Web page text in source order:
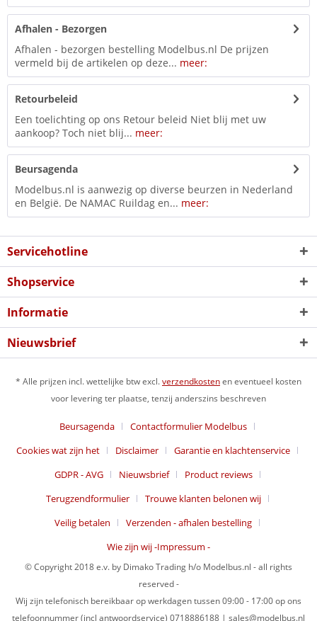
Afhalen - Bezorgen
Afhalen - bezorgen bestelling Modelbus.nl De prijzen
vermeld bij de artikelen op deze... meer:
Retourbeleid
Een toelichting op ons Retour beleid Niet blij met uw
aankoop? Toch niet blij... meer:
Beursagenda
Modelbus.nl is aanwezig op diverse beurzen in Nederland
en België. De NAMAC Ruildag en... meer:
Servicehotline
Shopservice
Informatie
Nieuwsbrief
* Alle prijzen incl. wettelijke btw excl.verzendkostenen eventueel kosten
voor levering ter plaatse, tenzij anderszins beschreven
Beursagenda
Contactformulier Modelbus
Cookies wat zijn het
Disclaimer
Garantie en klachtenservice
GDPR - AVG
Nieuwsbrief
Product reviews
Terugzendformulier
Trouwe klanten belonen wij
Veilig betalen
Verzenden - afhalen bestelling
Wie zijn wij -Impressum -
© Copyright 2018 e.v. by Dimako Trading h/o Modelbus.nl - all rights
reserved -
Wij zijn telefonisch bereikbaar op werkdagen tussen 09:00 - 17:00 op ons
telefoonnummer (incl antwoordservice) 0718886188 | sales@modelbus.nl